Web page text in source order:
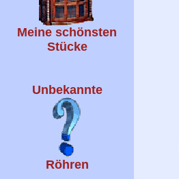
Meine schönsten
Stücke
Unbekannte
Röhren